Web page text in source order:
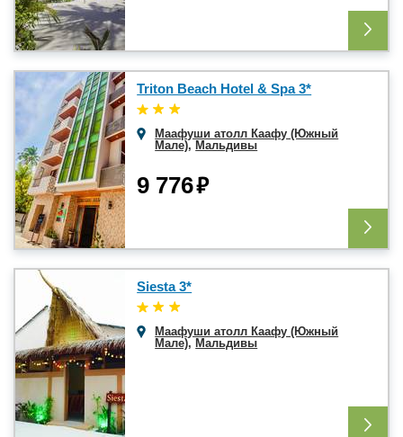
Triton Beach Hotel & Spa 3*
Маафуши атолл Каафу (Южный
Мале), Мальдивы
9 776₽
Siesta 3*
Маафуши атолл Каафу (Южный
Мале), Мальдивы